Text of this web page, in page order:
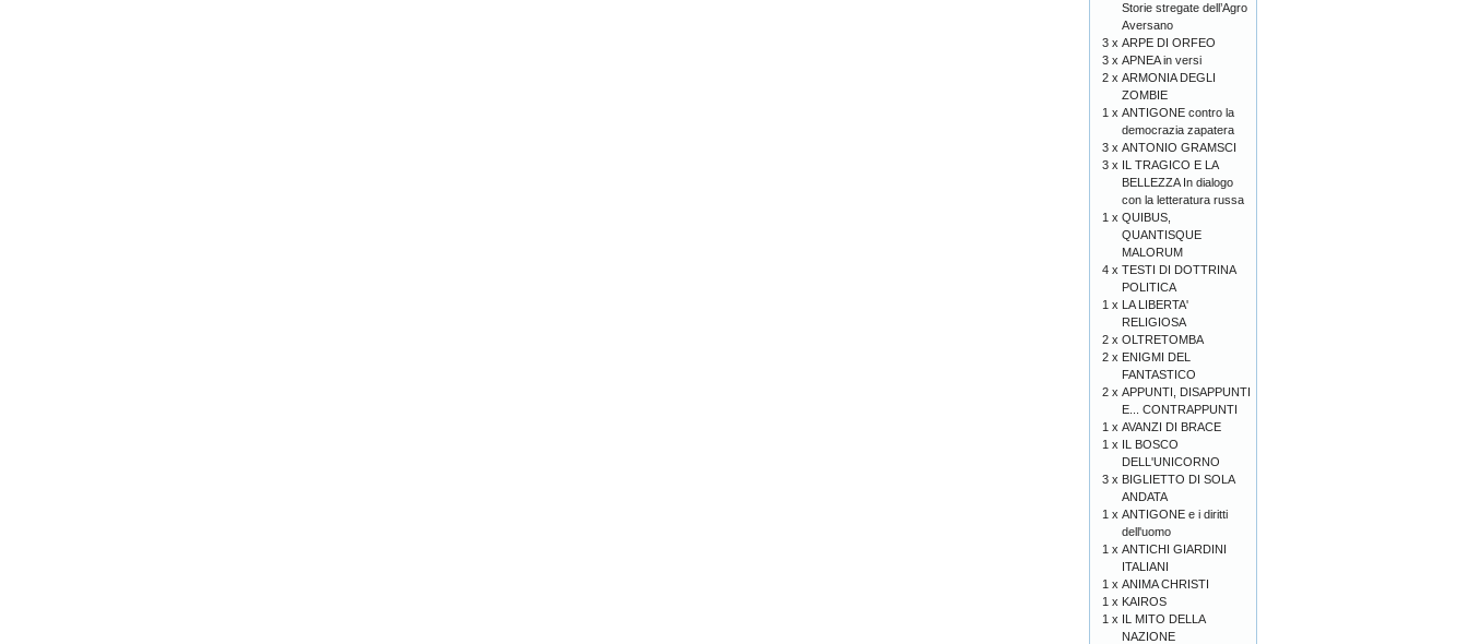
Storie stregate dell’Agro
Aversano
3 x ARPE DI ORFEO
3 x APNEA in versi
2 x ARMONIA DEGLI
ZOMBIE
1 x ANTIGONE contro la
democrazia zapatera
3 x ANTONIO GRAMSCI
3 x IL TRAGICO E LA
BELLEZZA In dialogo
con la letteratura russa
1 x QUIBUS,
QUANTISQUE
MALORUM
4 x TESTI DI DOTTRINA
POLITICA
1 x LA LIBERTA'
RELIGIOSA
2 x OLTRETOMBA
2 x ENIGMI DEL
FANTASTICO
2 x APPUNTI, DISAPPUNTI
E... CONTRAPPUNTI
1 x AVANZI DI BRACE
1 x IL BOSCO
DELL'UNICORNO
3 x BIGLIETTO DI SOLA
ANDATA
1 x ANTIGONE e i diritti
dell'uomo
1 x ANTICHI GIARDINI
ITALIANI
1 x ANIMA CHRISTI
1 x KAIROS
1 x IL MITO DELLA
NAZIONE